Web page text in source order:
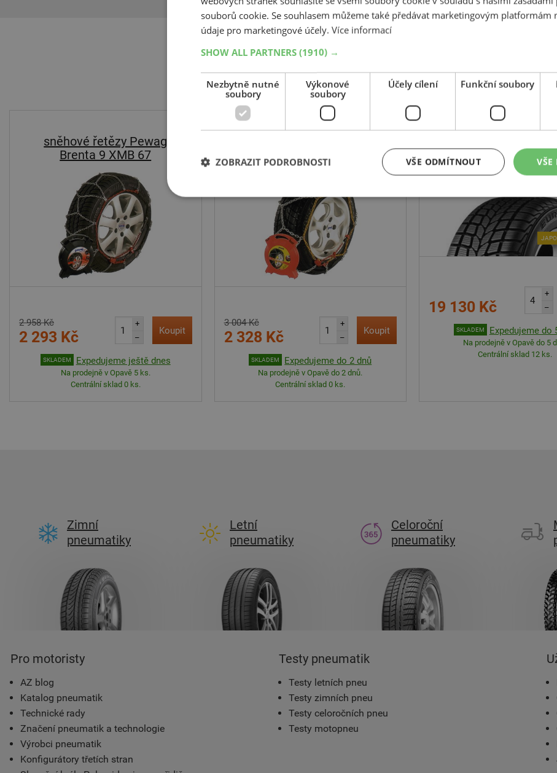
Související produkty
sněhové řetězy Pewag
Brenta 9 XMB 67
2 958 Kč
2 293 Kč
+
–
Koupit
SKLADEM Expedujeme ještě dnes
Na prodejně v Opavě 5 ks.
Centrální sklad 0 ks.
Brenta-C XMR 68
3 004 Kč
2 328 Kč
+
–
Koupit
SKLADEM Expedujeme do 2 dnů
Na prodejně v Opavě do 2 dnů.
Centrální sklad 0 ks.
Eurowinter
175 80 R14
19 130 Kč
+
–
SKLADEM Expedujeme do
Na prodejně v Opavě do 5
Centrální sklad 12 ks.
Zimní
pneumatiky
Letní
pneumatiky
Celoroční
pneumatiky
Pro motoristy
AZ blog
Katalog pneumatik
Technické rady
Značení pneumatik a technologie
Výrobci pneumatik
Konfigurátory třetích stran
Testy pneumatik
Testy letních pneu
Testy zimních pneu
Testy celoročních pneu
Testy motopneu
souborů cookie. Se souhlasem můžeme také předávat marketingovým platformám
údaje pro marketingové účely. Více informací
SHOW ALL PARTNERS (1910) →
Nezbytně nutné
soubory
Výkonové
soubory
Účely cílení Funkční soubory
VŠE
VŠE ODMÍTNOUT
ZOBRAZIT PODROBNOSTI